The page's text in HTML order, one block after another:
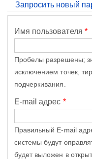
Запросить новый
Имя пользователя *
Пробелы разрешены;
исключением точек,
подчеркивания.
E-mail адрес *
Правильный E-mail
системы будут
будет выложен в